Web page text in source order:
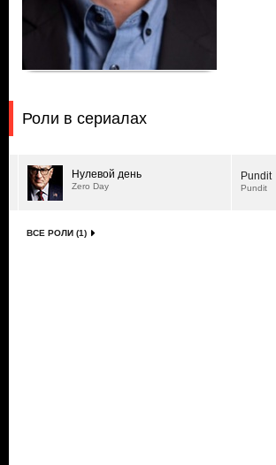
Роли в сериалах
Нулевой день
Zero Day
Pundit
Pundit
ВСЕ РОЛИ (1)